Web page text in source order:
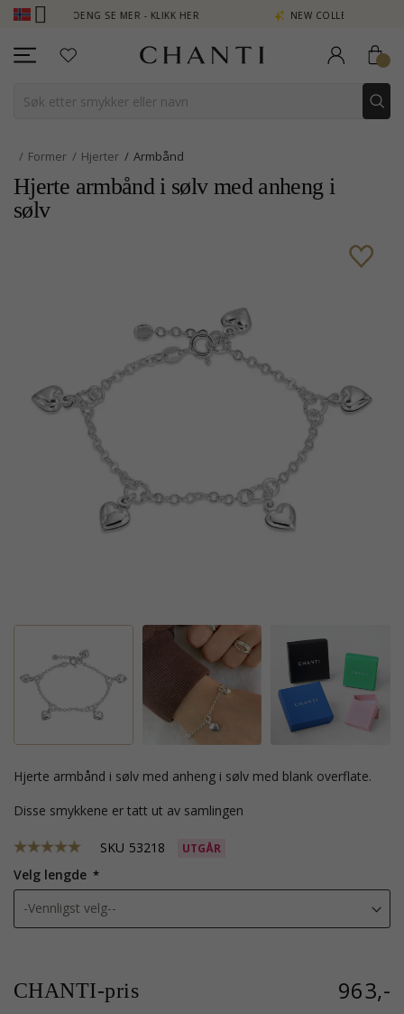
POENG SE MER - KLIKK HER NEW COLLECTION | AURA
Former Hjerter Armbånd
Hjerte armbånd i sølv med anheng i
sølv
hjerte armbånd i sølv med anheng i sølv med blank overflate.
Disse smykkene er tatt ut av samlingen
SKU 53218 UTGÅR
Velg lengde
CHANTI-pris 963,-